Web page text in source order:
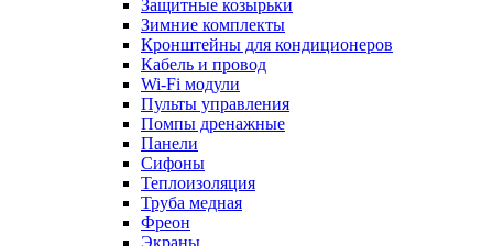
Защитные козырьки
Зимние комплекты
Кронштейны для кондиционеров
Кабель и провод
Wi-Fi модули
Пульты управления
Помпы дренажные
Панели
Сифоны
Теплоизоляция
Труба медная
Фреон
Экраны